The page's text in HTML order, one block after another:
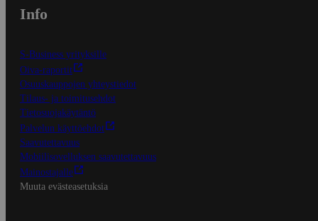
Info
S-Business yrityksille
Oiva-raportit
Osuuskauppojen yhteystiedot
Tilaus- ja toimitusehdot
Tietosuojakäytäntö
Palvelun käyttöehdot
Saavutettavuus
Mobiilisovelluksen saavutettavuus
Mainostajalle
Muuta evästeasetuksia